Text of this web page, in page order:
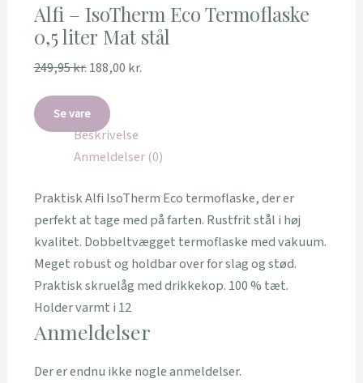
Alfi – IsoTherm Eco Termoflaske
0,5 liter Mat stål
249,95kr.188,00 kr.
Se vare
Beskrivelse
Anmeldelser (0)
Praktisk Alfi IsoTherm Eco termoflaske, der er
perfekt at tage med på farten. Rustfrit stål i høj
kvalitet. Dobbeltvægget termoflaske med vakuum.
Meget robust og holdbar over for slag og stød.
Praktisk skruelåg med drikkekop. 100 % tæt.
Holder varmt i 12
Anmeldelser
Der er endnu ikke nogle anmeldelser.